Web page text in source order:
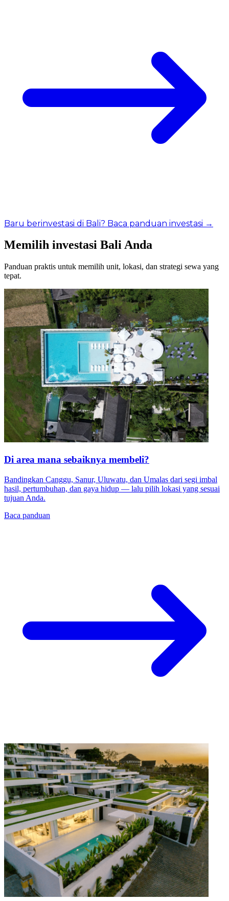
Baru berinvestasi di Bali? Baca panduan investasi →
Memilih investasi Bali Anda
Panduan praktis untuk memilih unit, lokasi, dan strategi sewa yang
tepat.
Di area mana sebaiknya membeli?
Bandingkan Canggu, Sanur, Uluwatu, dan Umalas dari segi imbal
hasil, pertumbuhan, dan gaya hidup — lalu pilih lokasi yang sesuai
tujuan Anda.
Baca panduan